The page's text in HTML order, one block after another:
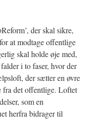
der skal sikre,
at modtage offentlige
skal holde øje med,
i to faser, hvor der
der sætter en øvre
fra det offentlige. Loftet
som en
herfra bidrager til